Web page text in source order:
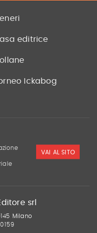
editrice
Ickabog
VAI AL SITO
srl
Milano